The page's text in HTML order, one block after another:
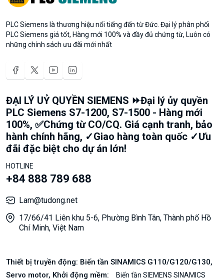
PLC Siemens là thương hiệu nổi tiếng đến từ Đức. Đại lý phân phối
PLC Siemens giá tốt, Hàng mới 100% và đầy đủ chứng từ, Luôn có
những chính sách ưu đãi mới nhất
ĐẠI LÝ UỶ QUYỀN SIEMENS ⏩Đại lý ủy quyền
PLC Siemens S7-1200, S7-1500 - Hàng mới
100%, ✅Chứng từ CO/CQ. Giá cạnh tranh, bảo
hành chính hãng, ✓Giao hàng toàn quốc ✓Ưu
đãi đặc biệt cho dự án lớn!
HOTLINE
+84 888 789 688
Lam@tudong.net
17/66/41 Liên khu 5-6, Phường Bình Tân, Thành phố Hồ
Chí Minh, Việt Nam
Thiết bị truyền động: Biến tần SINAMICS G110/G120/G130,
Servo motor, Khởi động mềm:
Biến tần SIEMENS SINAMICS